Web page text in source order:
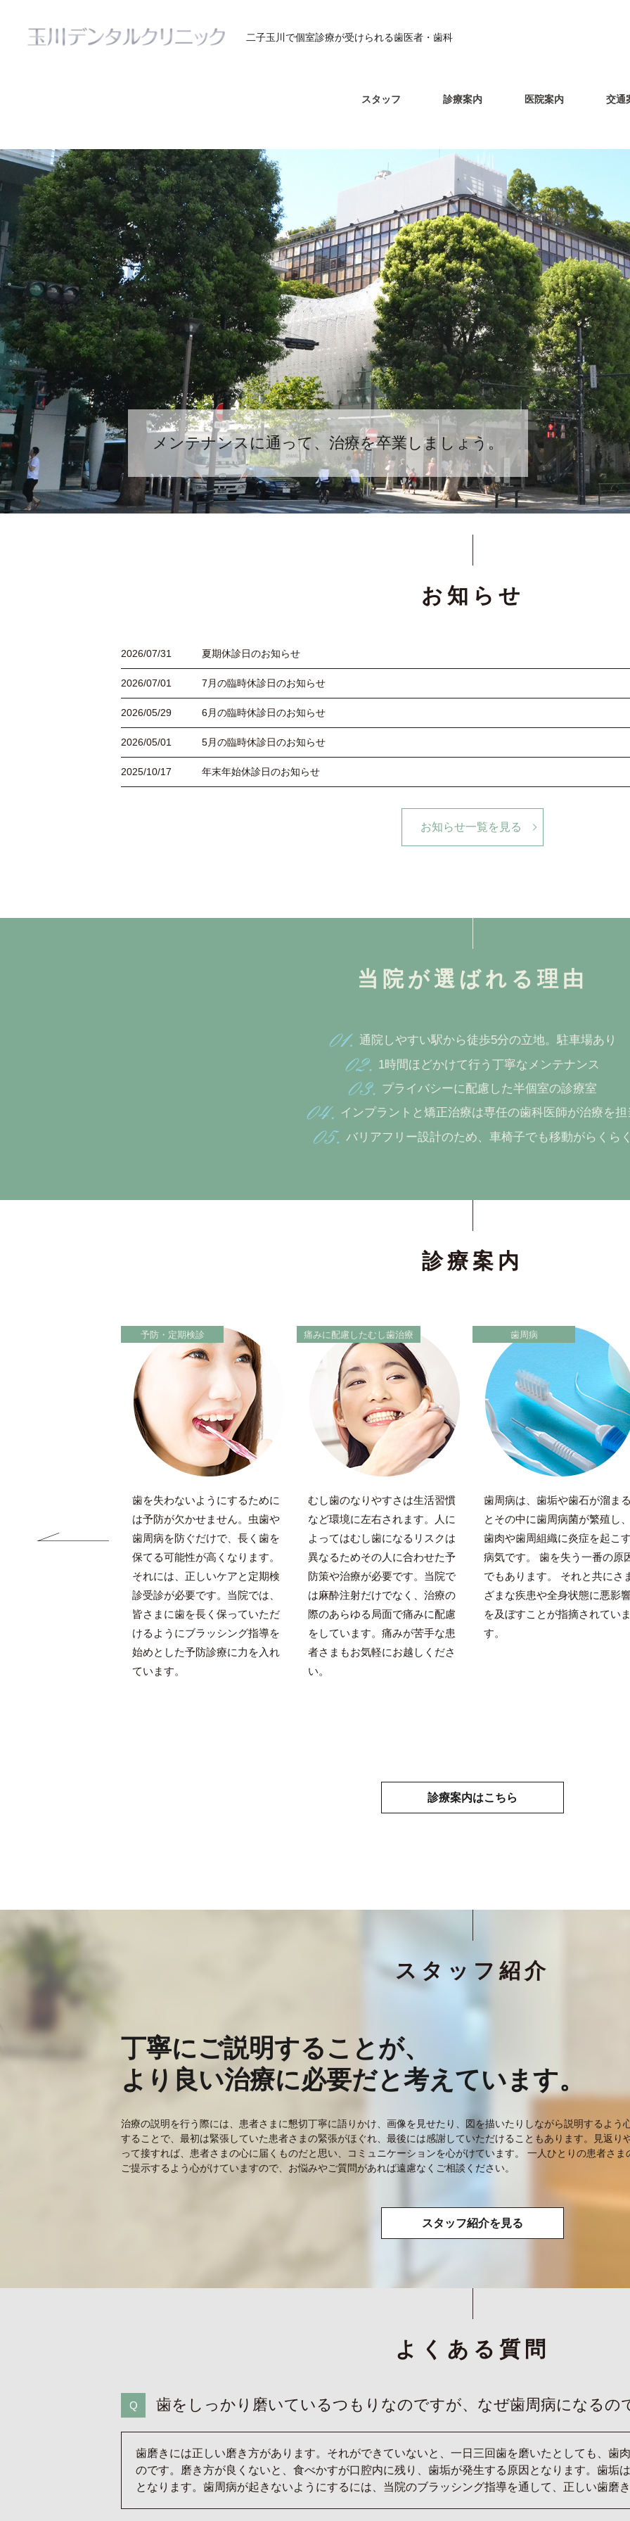
二子玉川で個室診療が受けられる歯医者・歯科
スタッフ 診療案内 医院案内 交通
メンテナンスに通って、治療を卒業しましょう。
お知らせ
2026/07/31 夏期休診日のお知らせ
2026/07/01 7月の臨時休診日のお知らせ
2026/05/29 6月の臨時休診日のお知らせ
2026/05/01 5月の臨時休診日のお知らせ
2025/10/17 年末年始休診日のお知らせ
お知らせ一覧を見る
当院が選ばれる理由
通院しやすい駅から徒歩5分の立地。駐車場あり
1時間ほどかけて行う丁寧なメンテナンス
プライバシーに配慮した半個室の診療室
インプラントと矯正治療は専任の歯科医師が治療を担
バリアフリー設計のため、車椅子でも移動がらくら
診療案内
健康的だと自分の笑
予防・定期検診
歯を失わないようにするために
は予防が欠かせません。虫歯や
歯周病を防ぐだけで、長く歯を
保てる可能性が高くなります。
それには、正しいケアと定期検
診受診が必要です。当院では、
皆さまに歯を長く保っていただ
けるようにブラッシング指導を
始めとした予防診療に力を入れ
ています。
痛みに配慮したむし歯治療
むし歯のなりやすさは生活習慣
など環境に左右されます。人に
よってはむし歯になるリスクは
異なるためその人に合わせた予
防策や治療が必要です。当院で
は麻酔注射だけでなく、治療の
際のあらゆる局面で痛みに配慮
をしています。痛みが苦手な患
者さまもお気軽にお越しくださ
い。
歯周病
歯周病は、歯垢や歯石が溜ま
とその中に歯周病菌が繁殖し
歯肉や歯周組織に炎症を起こ
病気です。 歯を失う一番の原
でもあります。 それと共にさ
ざまな疾患や全身状態に悪影
を及ぼすことが指摘されてい
す。
診療案内はこちら
スタッフ紹介
丁寧にご説明することが、
より良い治療に必要だと考えています。
治療の説明を行う際には、患者さまに懇切丁寧に語りかけ、画像を見せたり、図を描いたりしながら説明するよう
することで、最初は緊張していた患者さまの緊張がほぐれ、最後には感謝していただけることもあります。見返り
って接すれば、患者さまの心に届くものだと思い、コミュニケーションを心がけています。 一人ひとりの患者さ
ご提示するよう心がけていますので、お悩みやご質問があれば遠慮なくご相談ください。
スタッフ紹介を見る
よくある質問
歯をしっかり磨いているつもりなのですが、なぜ歯周病になるの
歯磨きには正しい磨き方があります。それができていないと、一日三回歯を磨いたとしても、歯
のです。磨き方が良くないと、食べかすが口腔内に残り、歯垢が発生する原因となります。歯垢
となります。歯周病が起きないようにするには、当院のブラッシング指導を通して、正しい歯磨